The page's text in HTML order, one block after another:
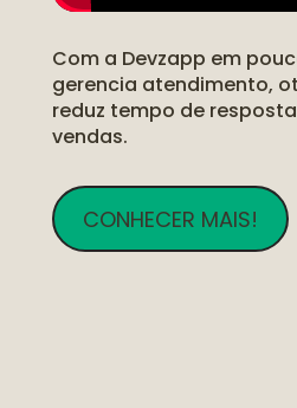
CONHECER MAIS!
Com a Devzapp em
gerencia atendimento,
reduz tempo de
vendas.